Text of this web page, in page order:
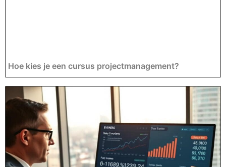
Hoe kies je een cursus projectmanagement?